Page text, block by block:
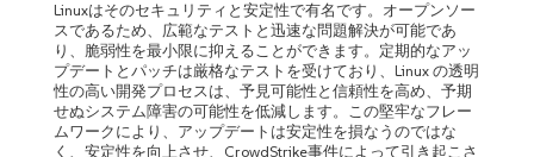
Linuxはそのセキュリティと安定性で有名です。オープンソー
スであるため、広範なテストと迅速な問題解決が可能であ
り、脆弱性を最小限に抑えることができます。定期的なアッ
プデートとパッチは厳格なテストを受けており、Linux の透明
性の高い開発プロセスは、予見可能性と信頼性を高め、予期
せぬシステム障害の可能性を低減します。この堅牢なフレー
ムワークにより、アップデートは安定性を損なうのではな
く、安定性を向上させ、CrowdStrike事件によって引き起こさ